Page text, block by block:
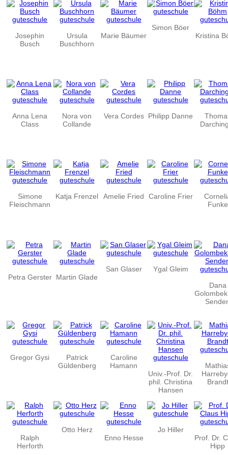
Josephin
Busch
Ursula
Buschhorn
Marie Bäumer
Simon Böer
Kristina
Anna Lena
Class
Nora von
Collande
Vera Cordes Philipp Danne
Simone
Fleischmann
Katja Frenzel Amelie Fried Caroline Frier
Funke
Petra Gerster Martin Glade
San Glaser
Ygal Gleim
Dana
Gregor Gysi
Patrick
Güldenberg
Caroline
Hamann
Univ.-Prof. Dr.
phil. Christina
Hansen
Brandt
Ralph
Herforth
Otto Herz
Enno Hesse
Jo Hiller
Prof. Dr.
Hipp